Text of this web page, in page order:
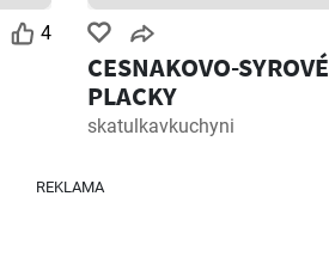
4
CESNAKOVO-SYROVÉ
PLACKY
skatulkavkuchyni
REKLAMA